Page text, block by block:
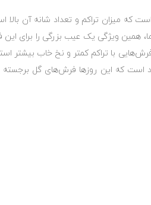
بازار است که میزان تراکم و تعداد
همین ویژگی یک عیب بزرگی را برای
با تراکم کمتر و نخ خاب بیشتر
است که این روزها فرش‌های گل